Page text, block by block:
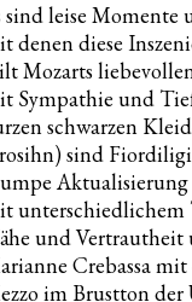
sind leise Momente
denen diese
Mozarts
Sympathie und
schwarzen
sind
Aktualisierung
unterschiedlichem
und Vertrautheit
Crebassa
im Brustton der